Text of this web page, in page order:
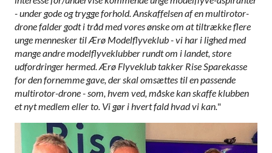
- under gode og trygge forhold. Anskaffelsen af en multirotor-
drone falder godt i tråd med vores ønske om at tiltrække flere
unge mennesker til Ærø Modelflyveklub - vi har i lighed med
mange andre modelflyveklubber rundt om i landet, store
udfordringer hermed. Ærø Flyveklub takker Rise Sparekasse
for den fornemme gave, der skal omsættes til en passende
multirotor-drone - som, hvem ved, måske kan skaffe klubben
et nyt medlem eller to. Vi gør i hvert fald hvad vi kan."